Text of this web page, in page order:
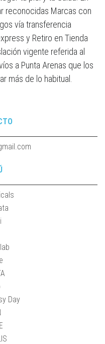
reconocidas Marcas con
vía transferencia
y Retiro en Tienda
vigente referida al
a Punta Arenas que los
más de lo habitual.
Day